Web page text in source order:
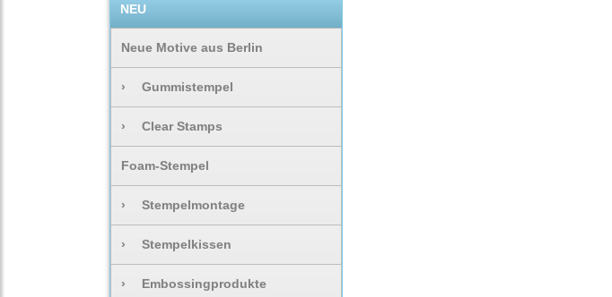
NEU
Neue Motive aus Berlin
› Gummistempel
› Clear Stamps
Foam-Stempel
› Stempelmontage
› Stempelkissen
› Embossingprodukte